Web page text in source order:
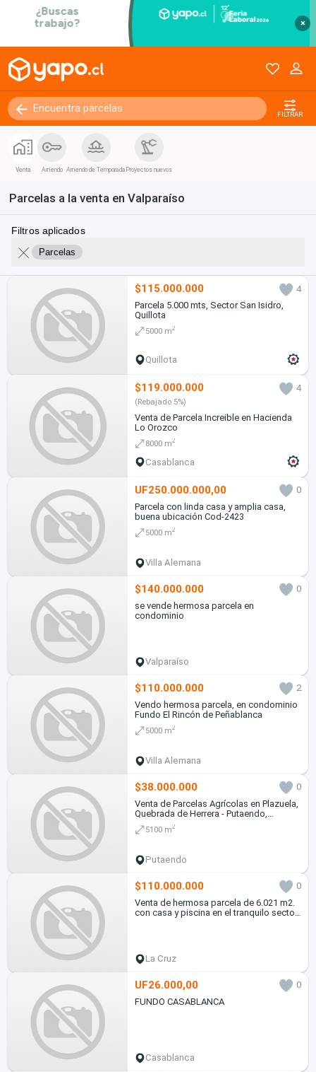
×
FILTRAR
Venta Arriendo Arriendo de Temporada Proyectos nuevos
Parcelas a la venta en Valparaíso
Filtros aplicados
Parcelas
$115.000.000
4
Parcela 5.000 mts, Sector San Isidro,
Quillota
5000 m2
Quillota
$119.000.000 4
(Rebajado 5%)
Venta de Parcela Increible en Hacienda
Lo Orozco
8000 m2
Casablanca
UF250.000.000,00
0
Parcela con linda casa y amplia casa,
buena ubicación Cod-2423
5000 m2
Villa Alemana
$140.000.000
0
se vende hermosa parcela en
condominio
Valparaíso
$110.000.000
2
Vendo hermosa parcela, en condominio
Fundo El Rincón de Peñablanca
5000 m2
Villa Alemana
$38.000.000
0
Venta de Parcelas Agrícolas en Plazuela,
Quebrada de Herrera - Putaendo,
Valparaíso
5100 m2
Putaendo
$110.000.000
0
Venta de hermosa parcela de 6.021 m2.
con casa y piscina en el tranquilo sector
La Cruz
UF26.000,00
0
FUNDO CASABLANCA
Casablanca